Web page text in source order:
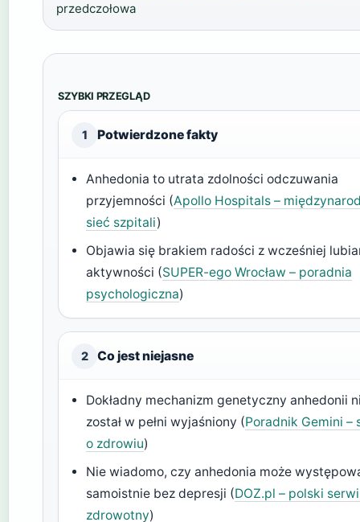
przedczołowa
SZYBKI PRZEGLĄD
1 Potwierdzone fakty
Anhedonia to utrata zdolności odczuwania
przyjemności (Apollo Hospitals –
sieć szpitali)
Objawia się brakiem radości z wcześniej
aktywności (SUPER-ego Wrocław – poradnia
psychologiczna)
2 Co jest niejasne
Dokładny mechanizm genetyczny anhedonii
został w pełni wyjaśniony (Poradnik Gemini –
o zdrowiu)
Nie wiadomo, czy anhedonia może
samoistnie bez depresji (DOZ.pl – polski
zdrowotny)